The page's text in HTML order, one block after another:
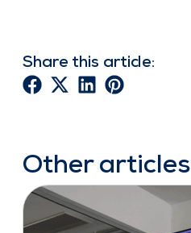
Share this article:
Other articles